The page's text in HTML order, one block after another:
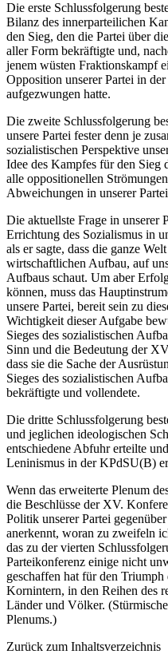
Die erste Schlussfolgerung
Bilanz des innerparteilichen
den Sieg, den die Partei über
aller Form bekräftigte und,
jenem wüsten Fraktionskampf
Opposition unserer Partei in
aufgezwungen hatte.
Die zweite Schlussfolgerung
unsere Partei fester denn je
sozialistischen Perspektive
Idee des Kampfes für den Sieg
alle oppositionellen
Abweichungen in unserer
Die aktuellste Frage in unserer
Errichtung des Sozialismus in
als er sagte, dass die ganze
wirtschaftlichen Aufbau, auf
Aufbaus schaut. Um aber
können, muss das
unsere Partei, bereit sein zu
Wichtigkeit dieser Aufgabe
Sieges des sozialistischen
Sinn und die Bedeutung der
dass sie die Sache der
Sieges des sozialistischen
bekräftigte und vollendete.
Die dritte Schlussfolgerung
und jeglichen ideologischen
entschiedene Abfuhr erteilte
Leninismus in der KPdSU(B)
Wenn das erweiterte Plenum
die Beschlüsse der XV.
Politik unserer Partei
anerkennt, woran zu zweifeln
das zu der vierten
Parteikonferenz einige nicht
geschaffen hat für den
Kornintern, in den Reihen des
Länder und Völker.
Plenums.)
Zurück zum Inhaltsverzeichnis